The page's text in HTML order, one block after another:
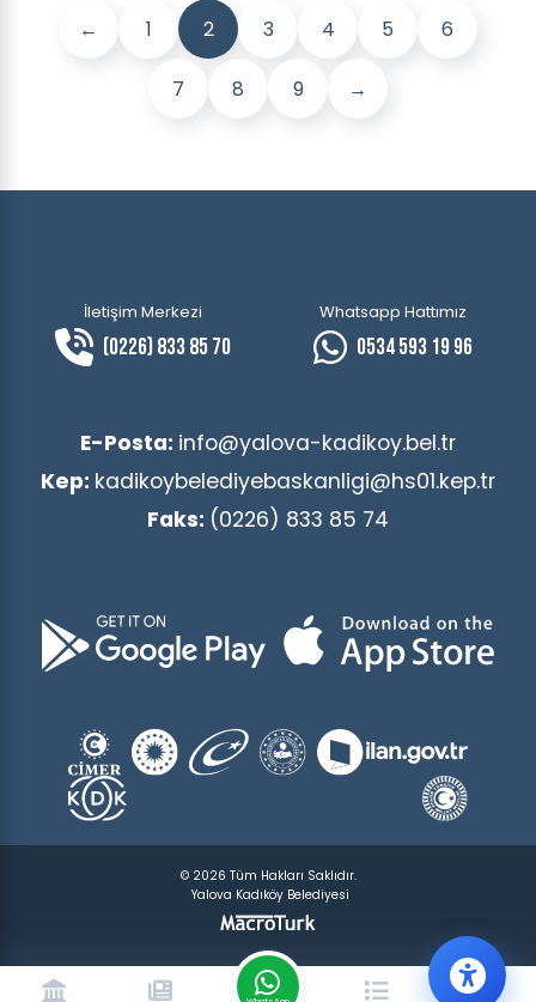
← 1 2 3 4 5 6
7 8 9 →
İletişim Merkezi
(0226) 833 85 70
Whatsapp Hattımız
0534 593 19 96
E-Posta: info@yalova-kadikoy.bel.tr
Kep: kadikoybelediyebaskanligi@hs01.kep.tr
Faks: (0226) 833 85 74
© 2026 Tüm Hakları Saklıdır.
Yalova Kadıköy Belediyesi